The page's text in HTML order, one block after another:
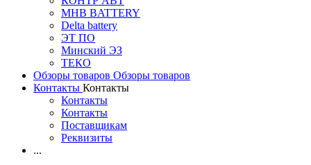
MHB BATTERY
Delta battery
ЭT ПО
Минский ЭЗ
ТЕКО
Обзоры товаров Обзоры товаров
Контакты Контакты
Контакты
Контакты
Поставщикам
Реквизиты
...